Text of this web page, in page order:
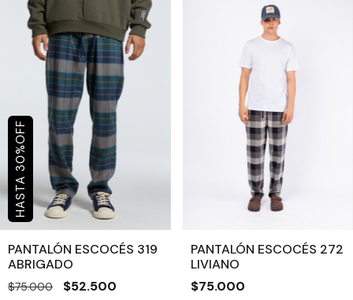
30
%
OFF
PANTALÓN ESCOCÉS 319
ABRIGADO
$75.000 $52.500
PANTALÓN ESCOCÉS 272
LIVIANO
$75.000